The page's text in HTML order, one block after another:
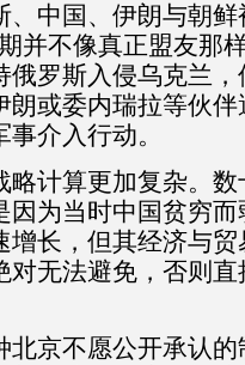
、中国、伊朗与朝
并不像真正盟友那
俄罗斯入侵乌克兰
朗或委内瑞拉等伙
介入行动。
略计算更加复杂。
因为当时中国贫穷
增长，但其经济与
对无法避免，否则
北京不愿公开承认